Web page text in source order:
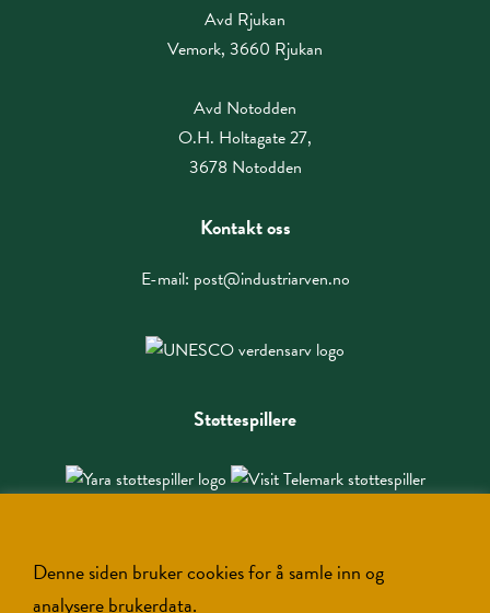
Avd Rjukan
Vemork, 3660 Rjukan
Avd Notodden
O.H. Holtagate 27,
3678 Notodden
Kontakt oss
E-mail: post@industriarven.no
Støttespillere
Denne siden bruker cookies for å samle inn og
analysere brukerdata.